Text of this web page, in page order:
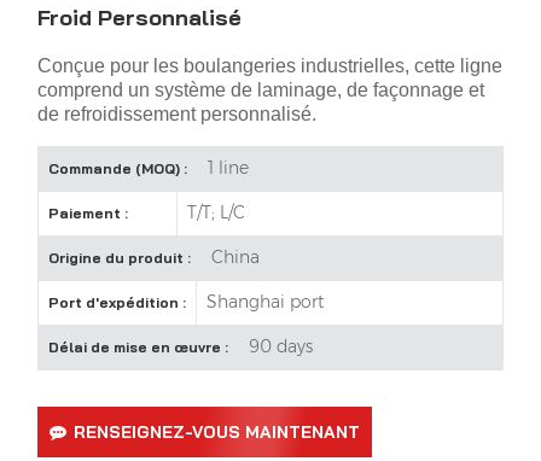
Froid Personnalisé
Conçue pour les boulangeries industrielles, cette ligne
comprend un système de laminage, de façonnage et
de refroidissement personnalisé.
Commande (MOQ) : 1 line
Paiement : T/T; L/C
Origine du produit : China
Port d'expédition : Shanghai port
Délai de mise en œuvre : 90 days
RENSEIGNEZ-VOUS MAINTENANT